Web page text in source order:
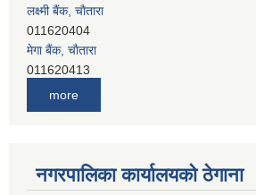
लक्ष्मी बैंक, चाैतारा
011620404
मेगा बैंक, चाैतारा
011620413
देव विकास बैंक, जलविरे
011403051
more
नगरपालिका कार्यालयको ठेगाना